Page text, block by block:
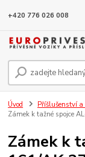
+420 776 026 008
Úvod Příšlušenství
Zámek k tažné spojce
Zámek k